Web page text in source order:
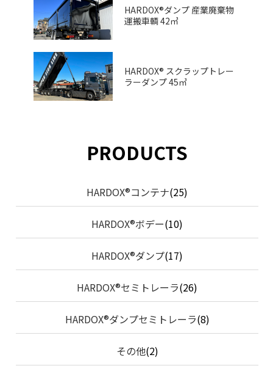
HARDOX®ダンプ 産業廃棄物
運搬車輌 42㎥
HARDOX® スクラップトレー
ラーダンプ 45㎥
PRODUCTS
HARDOX®コンテナ(25)
HARDOX®ボデー(10)
HARDOX®ダンプ(17)
HARDOX®セミトレーラ(26)
HARDOX®ダンプセミトレーラ(8)
その他(2)